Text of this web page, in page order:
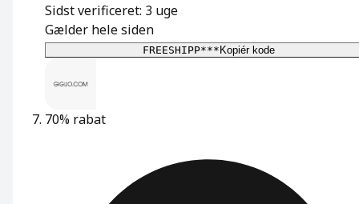
Sidst verificeret: 3 uge
Gælder hele siden
FREESHIPP***Kopiér kode
70% rabat